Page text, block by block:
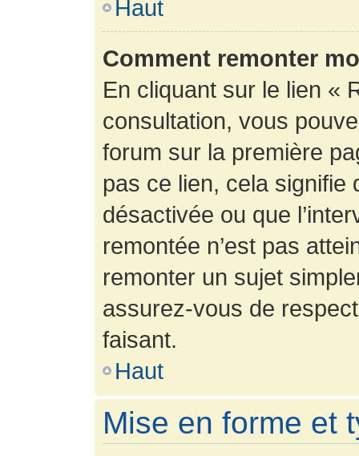
Haut
Comment remonter
En cliquant sur le lien «
consultation, vous
forum sur la première
pas ce lien, cela signifie
désactivée ou que
remontée n’est pas
remonter un sujet
assurez-vous de
faisant.
Haut
Mise en forme et